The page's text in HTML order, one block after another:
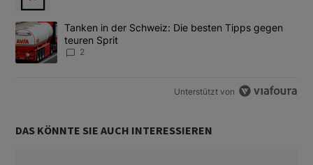
Ein Trendartikel mit dem Titel "Tanken in der Schweiz: Die
Tanken in der Schweiz: Die besten Tipps gegen
teuren Sprit
2
Unterstützt von
DAS KÖNNTE SIE AUCH INTERESSIEREN